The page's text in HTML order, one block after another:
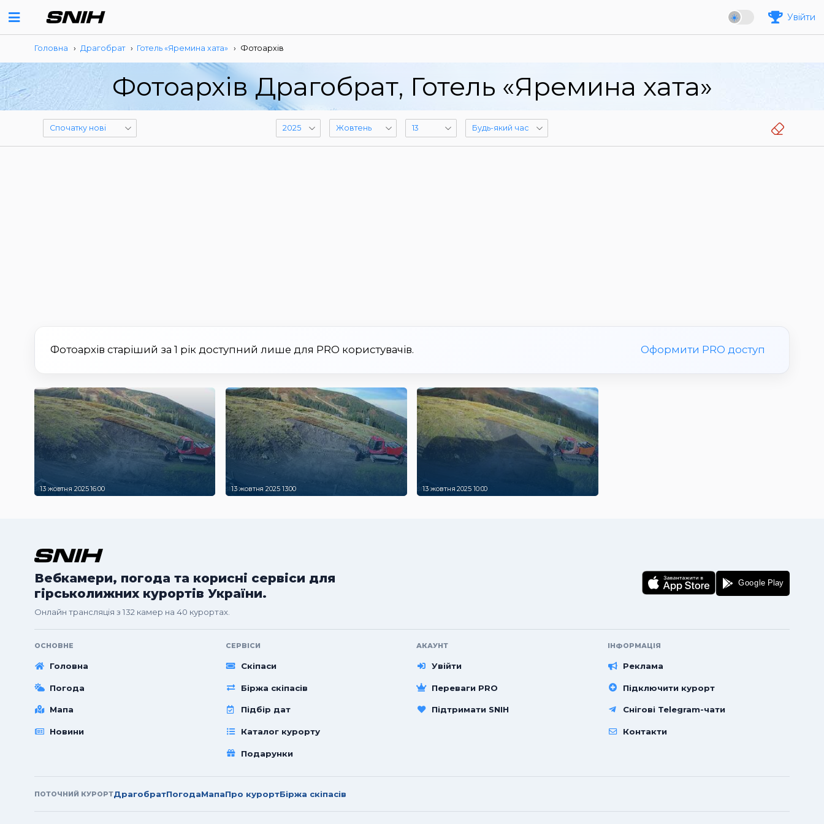
Увійти
Головна › Драгобрат › Готель «Яремина хата» › Фотоархів
Фотоархів Драгобрат, Готель «Яремина хата»
Фотоархів старіший за 1 рік доступний лише для PRO користувачів. Оформити PRO доступ
13 жовтня 2025 16:00 13 жовтня 2025 13:00 13 жовтня 2025 10:00
Вебкамери, погода та корисні сервіси для
гірськолижних курортів України.
Онлайн трансляція з 132 камер на 40 курортах.
ОСНОВНЕ
Головна
Погода
Мапа
Новини
СЕРВІСИ
Скіпаси
Біржа скіпасів
Підбір дат
Каталог курорту
Подарунки
АКАУНТ
Увійти
Переваги PRO
Підтримати SNIH
ІНФОРМАЦІЯ
Реклама
Підключити курорт
Снігові Telegram-чати
Контакти
ПОТОЧНИЙ КУРОРТДрагобратПогодаМапаПро курортБіржа скіпасів